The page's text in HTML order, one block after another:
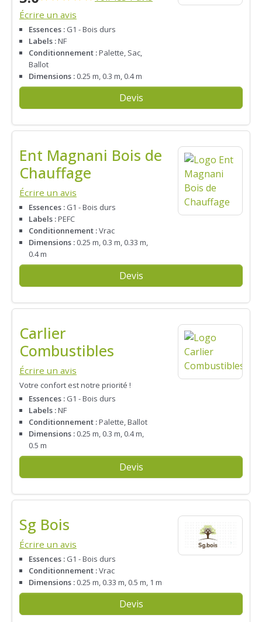
Écrire un avis
Essences : G1 - Bois durs
Labels :NF
Conditionnement :Palette, Sac,
Ballot
Dimensions : 0.25 m, 0.3 m, 0.4 m
Devis
Ent Magnani Bois de
Chauffage
Écrire un avis
Essences : G1 - Bois durs
Labels :PEFC
Conditionnement :Vrac
Dimensions : 0.25 m, 0.3 m, 0.33 m,
0.4 m
Devis
Carlier
Combustibles
Écrire un avis
Votre confort est notre priorité !
Essences : G1 - Bois durs
Labels :NF
Conditionnement :Palette, Ballot
Dimensions : 0.25 m, 0.3 m, 0.4 m,
0.5 m
Devis
Sg Bois
Écrire un avis
Essences : G1 - Bois durs
Conditionnement :Vrac
Dimensions : 0.25 m, 0.33 m, 0.5 m, 1 m
Devis